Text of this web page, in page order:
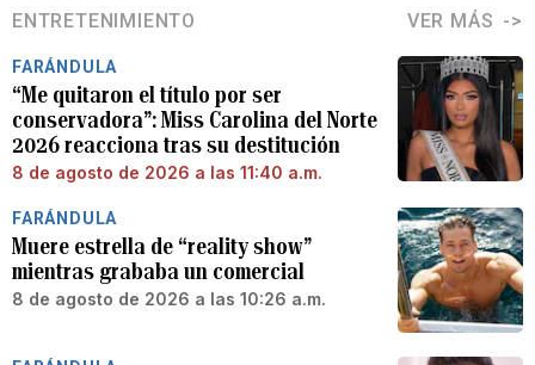
ENTRETENIMIENTO VER MÁS
FARÁNDULA
“Me quitaron el título por ser
conservadora”: Miss Carolina del Norte
2026 reacciona tras su destitución
8 de agosto de 2026 a las 11:40 a.m.
FARÁNDULA
Muere estrella de “reality show”
mientras grababa un comercial
8 de agosto de 2026 a las 10:26 a.m.